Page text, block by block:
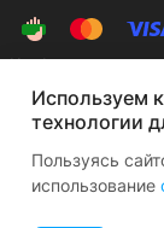
Используем
технологии
Пользуясь
использование